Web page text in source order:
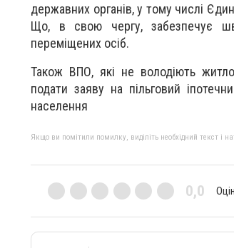
державних органів, у тому числі
Що, в свою чергу, забезпечує
переміщених осіб.
Також ВПО, які не володіють
подати заяву на пільговий
населення
Якщо ви помітили помилку, виділіть необхідний текст і
0,0